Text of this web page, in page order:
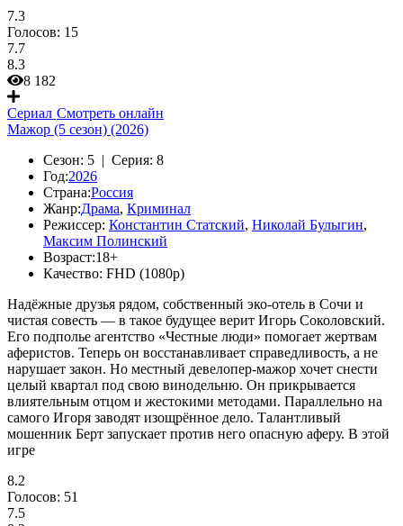
7.3
Голосов: 15
7.7
8.3
8 182
Сериал Смотреть онлайн
Мажор (5 сезон) (2026)
Сезон: 5 | Серия: 8
Год:2026
Страна:Россия
Жанр:Драма, Криминал
Режиссер: Константин Статский, Николай Булыгин,
Максим Полинский
Возраст:18+
Качество: FHD (1080p)
Надёжные друзья рядом, собственный эко-отель в Сочи и
чистая совесть — в такое будущее верит Игорь Соколовский.
Его подполье агентство «Честные люди» помогает жертвам
аферистов. Теперь он восстанавливает справедливость, а не
нарушает закон. Но местный девелопер-мажор хочет снести
целый квартал под свою винодельню. Он прикрывается
влиятельным отцом и жестокими методами. Параллельно на
самого Игоря заводят изощрённое дело. Талантливый
мошенник Берт запускает против него опасную аферу. В этой
игре
8.2
Голосов: 51
7.5